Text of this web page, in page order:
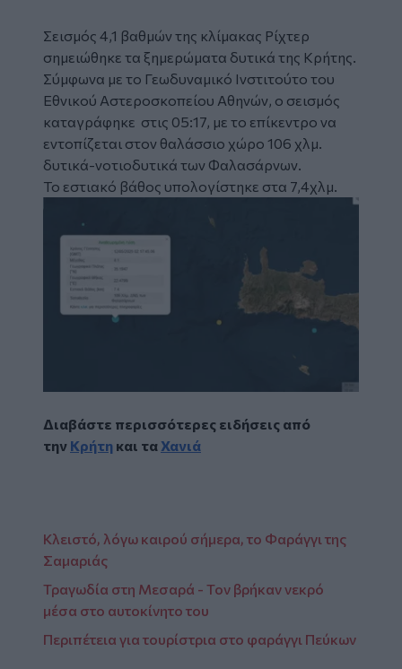
Σεισμός 4,1 βαθμών της κλίμακας Ρίχτερ
σημειώθηκε τα ξημερώματα δυτικά της Κρήτης.
Σύμφωνα με το Γεωδυναμικό Ινστιτούτο του
Εθνικού Αστεροσκοπείου Αθηνών, ο σεισμός
καταγράφηκε στις 05:17, με το επίκεντρο να
εντοπίζεται στον θαλάσσιο χώρο 106 χλμ.
δυτικά-νοτιοδυτικά των Φαλασάρνων.
Το εστιακό βάθος υπολογίστηκε στα 7,4χλμ.
Διαβάστε περισσότερες ειδήσεις από
την Κρήτη και τα Χανιά
Κλειστό, λόγω καιρού σήμερα, το Φαράγγι της
Σαμαριάς
Τραγωδία στη Μεσαρά - Τον βρήκαν νεκρό
μέσα στο αυτοκίνητο του
Περιπέτεια για τουρίστρια στο φαράγγι Πεύκων